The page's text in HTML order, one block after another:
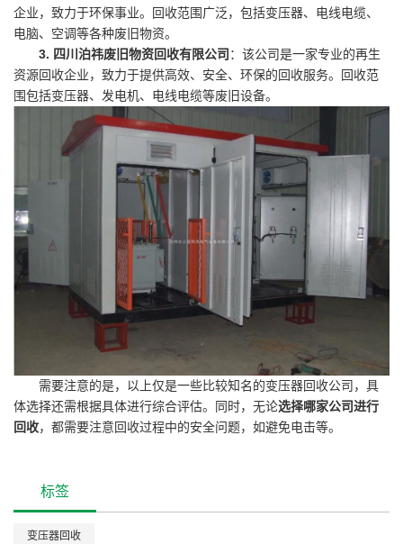
企业，致力于环保事业。回收范围广泛，包括变压器、电线电缆、
电脑、空调等各种废旧物资。
3. 四川泊祎废旧物资回收有限公司 ：该公司是一家专业的再生
资源回收企业，致力于提供高效、安全、环保的回收服务。回收范
围包括变压器、发电机、电线电缆等废旧设备。
需要注意的是，以上仅是一些比较知名的变压器回收公司，具
体选择还需根据具体进行综合评估。同时，无论选择哪家公司进行
回收，都需要注意回收过程中的安全问题，如避免电击等。
标签
变压器回收